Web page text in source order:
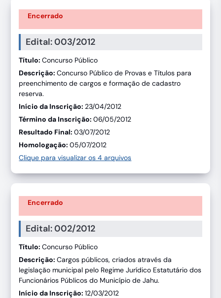
Encerrado
Edital: 003/2012
Título:Concurso Público
Descrição:Concurso Público de Provas e Títulos para
preenchimento de cargos e formação de cadastro
reserva.
Início da Inscrição:23/04/2012
Término da Inscrição:06/05/2012
Resultado Final:03/07/2012
Homologação:05/07/2012
Clique para visualizar os 4 arquivos
Encerrado
Edital: 002/2012
Título:Concurso Público
Descrição:Cargos públicos, criados através da
legislação municipal pelo Regime Jurídico Estatutário dos
Funcionários Públicos do Município de Jahu.
Início da Inscrição:12/03/2012